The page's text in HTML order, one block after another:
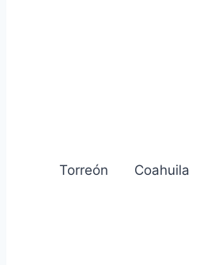
Torreón Coahuila